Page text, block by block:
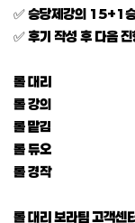
✅ 승당제강의 15+1
✅ 후기 작성 후 다음
롤 대리
롤 강의
롤 맡김
롤 듀오
롤 경작
롤 대리 보라팀 고객센